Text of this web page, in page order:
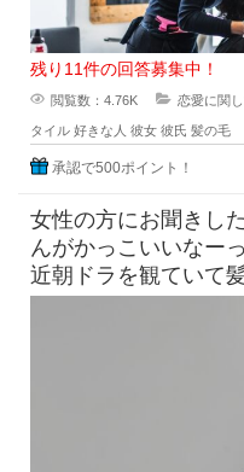
残り11件の回答募集中！
閲覧数：4.76K 恋愛に関
タイル 好きな人 彼女 彼氏 髪の毛
承認で500ポイント！
女性の方にお聞きし
んがかっこいいなー
近朝ドラを観ていて
んなんだっけ？」み